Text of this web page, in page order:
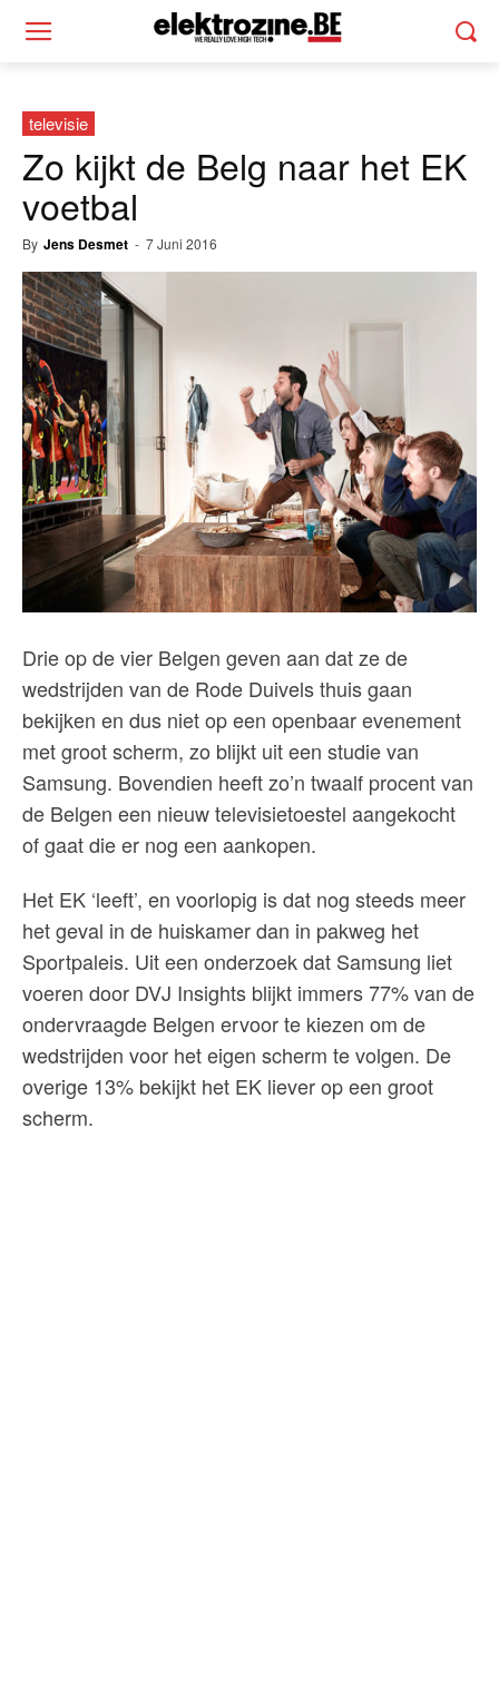
televisie
Zo kijkt de Belg naar het EK
voetbal
By Jens Desmet - 7 Juni 2016
Drie op de vier Belgen geven aan dat ze de
wedstrijden van de Rode Duivels thuis gaan
bekijken en dus niet op een openbaar evenement
met groot scherm, zo blijkt uit een studie van
Samsung. Bovendien heeft zo’n twaalf procent van
de Belgen een nieuw televisietoestel aangekocht
of gaat die er nog een aankopen.
Het EK ‘leeft’, en voorlopig is dat nog steeds meer
het geval in de huiskamer dan in pakweg het
Sportpaleis. Uit een onderzoek dat Samsung liet
voeren door DVJ Insights blijkt immers 77% van de
ondervraagde Belgen ervoor te kiezen om de
wedstrijden voor het eigen scherm te volgen. De
overige 13% bekijkt het EK liever op een groot
scherm.